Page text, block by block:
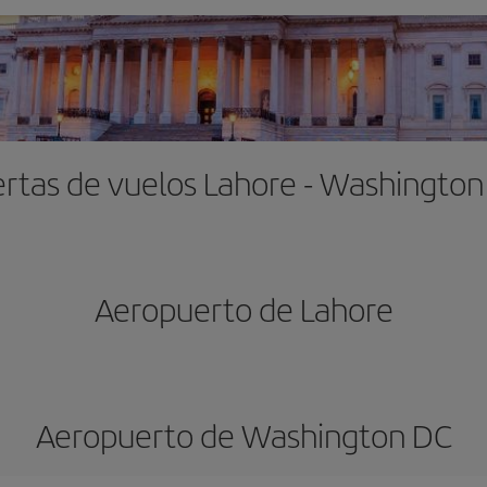
de vuelos Lahore -
Aeropuerto de Lahore
Aeropuerto de Washington DC